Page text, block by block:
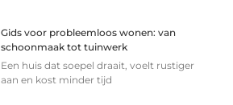
Gids voor probleemloos wonen: van
schoonmaak tot tuinwerk
Een huis dat soepel draait, voelt rustiger
aan en kost minder tijd